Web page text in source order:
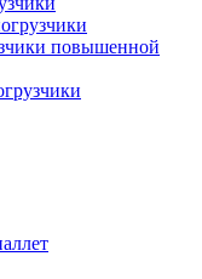
повышенной